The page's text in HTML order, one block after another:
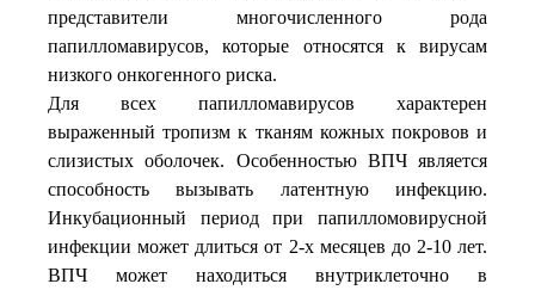
представители многочисленного рода
папилломавирусов, которые относятся к вирусам
низкого онкогенного риска.
Для всех папилломавирусов характерен
выраженный тропизм к тканям кожных покровов и
слизистых оболочек. Особенностью ВПЧ является
способность вызывать латентную инфекцию.
Инкубационный период при папилломовирусной
инфекции может длиться от 2-х месяцев до 2-10 лет.
ВПЧ может находиться внутриклеточно в